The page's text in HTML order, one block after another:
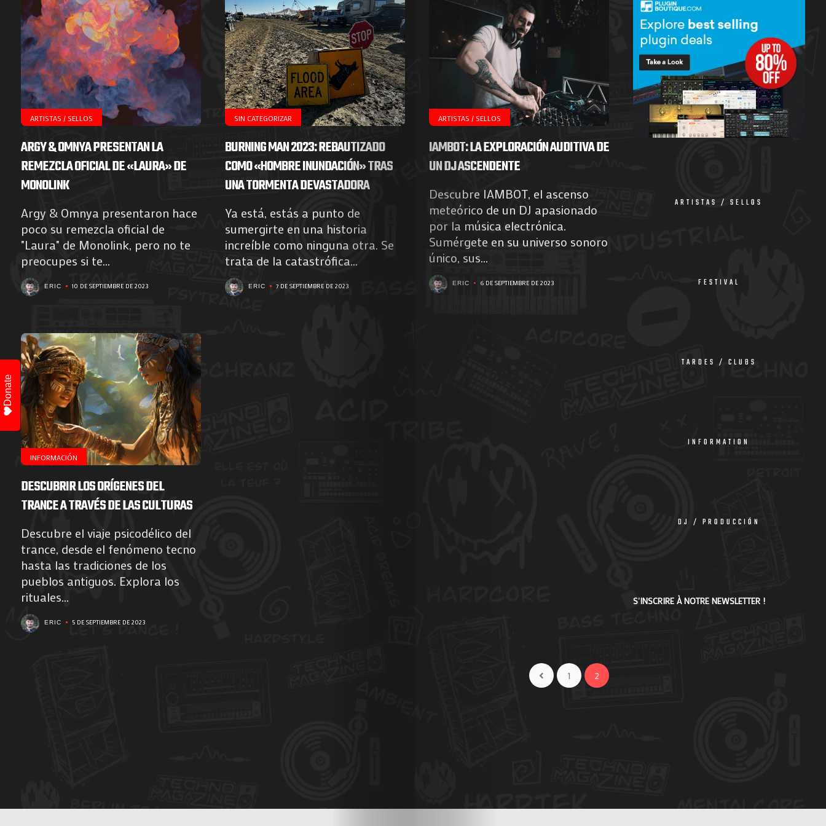
Agenda
Galerie
Photos
ARTISTAS / SELLOS
ARGY & OMNYA PRESENTAN LA
REMEZCLA OFICIAL DE «LAURA» DE
MONOLINK
Argy & Omnya presentaron hace
poco su remezcla oficial de
"Laura" de Monolink, pero no te
preocupes si te...
ERIC 10 DE SEPTIEMBRE DE 2023
SIN CATEGORIZAR
BURNING MAN 2023: REBAUTIZADO
COMO «HOMBRE INUNDACIÓN» TRAS
UNA TORMENTA DEVASTADORA
Ya está, estás a punto de
sumergirte en una historia
increíble como ninguna otra. Se
trata de la catastrófica...
ERIC 7 DE SEPTIEMBRE DE 2023
ARTISTAS / SELLOS
IAMBOT: LA EXPLORACIÓN AUDITIVA DE
UN DJ ASCENDENTE
Descubre IAMBOT, el ascenso
meteórico de un DJ apasionado
por la música electrónica.
Sumérgete en su universo sonoro
único, sus...
ERIC 6 DE SEPTIEMBRE DE 2023
INFORMACIÓN
DESCUBRIR LOS ORÍGENES DEL
TRANCE A TRAVÉS DE LAS CULTURAS
Descubre el viaje psicodélico del
trance, desde el fenómeno tecno
hasta las tradiciones de los
pueblos antiguos. Explora los
rituales...
ERIC 5 DE SEPTIEMBRE DE 2023
1 2
ARTISTAS / SELLOS
FESTIVAL
TARDES / CLUBS
INFORMATION
DJ / PRODUCCIÓN
S'INSCRIRE À NOTRE NEWSLETTER !
Donate